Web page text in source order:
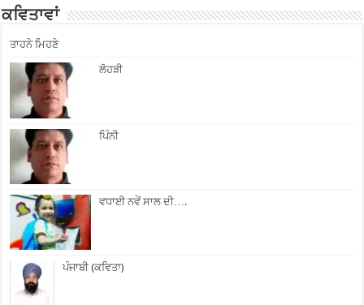
ਕਵਿਤਾਵਾਂ
ਤਾਹਨੇ ਮਿਹਣੇ
ਲੋਹੜੀ
ਪਿੰਨੀ
ਵਧਾਈ ਨਵੇਂ ਸਾਲ ਦੀ….
ਪੰਜਾਬੀ (ਕਵਿਤਾ)